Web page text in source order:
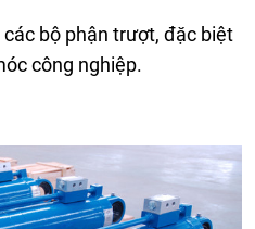
các bộ phận trượt, đặc biệt
công nghiệp.